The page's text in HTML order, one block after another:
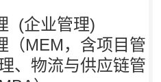
(企业管理)
（MEM，含项目管
、物流与供应链管